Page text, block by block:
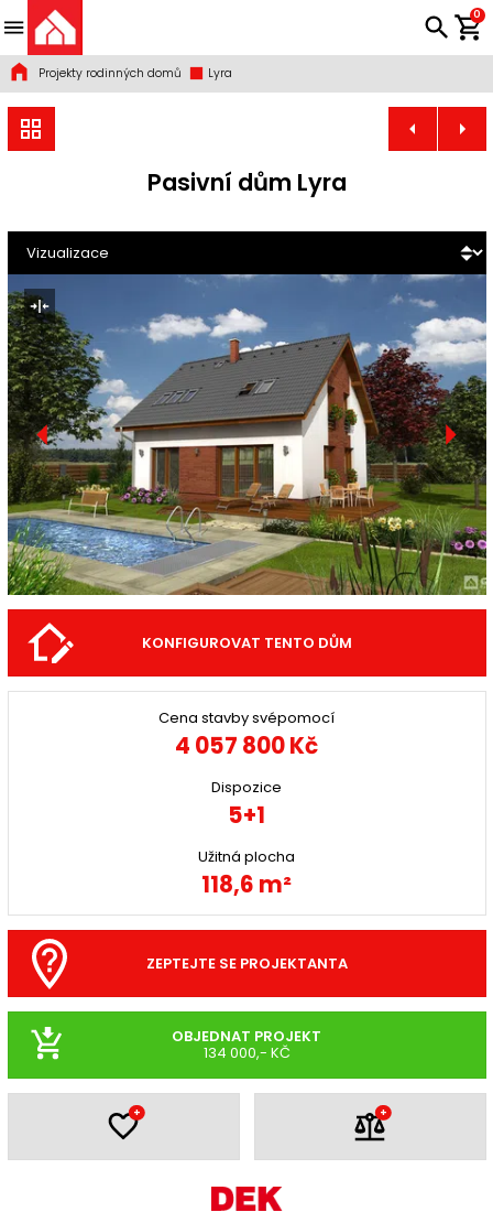
0
Projekty rodinných domů Lyra
Pasivní dům Lyra
KONFIGUROVAT TENTO DŮM
Cena stavby svépomocí
4 057 800 Kč
Dispozice
5+1
Užitná plocha
118,6 m²
ZEPTEJTE SE PROJEKTANTA
OBJEDNAT PROJEKT
134 000,- KČ
+ +